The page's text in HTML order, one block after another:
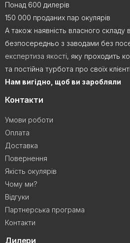
Понад 600 дилерів
150 000 проданих пар окулярів
А також наявність власного складу
безпосередньо з заводами без
експертиза якості, яку проходить
та постійна турбота про своїх
Нам вигідно, щоб ви заробляли
Контакти
Умови роботи
Оплата
Доставка
Повернення
Якість окулярів
Чому ми?
Відгуки
Партнерська програма
Контакти
Дилери